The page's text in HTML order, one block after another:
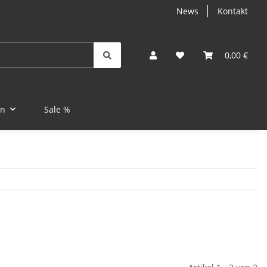
News Kontakt
0,00 €
Sale %